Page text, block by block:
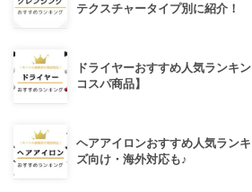
テクスチャータイプ別に紹介！
ドライヤーおすすめ人気ランキ
コスパ商品】
ヘアアイロンおすすめ人気ラン
ズ向け・海外対応も♪